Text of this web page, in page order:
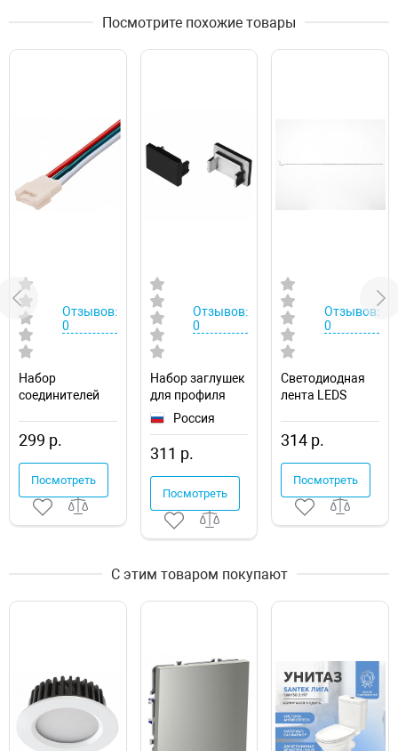
Посмотрите похожие товары
Отзывов:
0
Набор
соединителей
09-100
299 р.
Посмотреть
Отзывов:
0
Набор заглушек
для профиля
Arlight 58451
Россия
311 р.
Посмотреть
Отзывов:
0
Светодиодная
лента LEDS
314 р.
Посмотреть
С этим товаром покупают